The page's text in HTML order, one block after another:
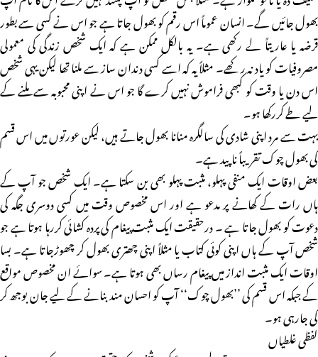
بھول جائیں گے۔ انسان عموماً اس رقم کو بھول جاتا ہے جو اس نے کسی سے بطور
قرضہ یا عاریتاً لے رکھی ہے۔ یہ بالکل ممکن ہے کہ ایک شخص زندگی کی معمولی
مصروفیات کو یاد نہ رکھے۔ مثلاً یہ کہ اسے کسی دندان ساز سے ملنا تھا لیکن یہی شخص
اس دن یا وقت کو کبھی فراموش نہیں کرے گا جو اس نے اپنی محبوبہ سے ملنے کے
لیے طے کررکھا ہو۔
بہت سے مرد اپنی شادی کی سالگرہ منانا بھول جاتے ہیں، لیکن عورتوں میں اس قسم
کی بھول چوک تقریباً ناپید ہے۔
بعض اوقات ایک منفی پہلو، مثبت پہلو بھی بن سکتا ہے۔ ایک شخص جو آپ کے
ہاں رات کے کھانے پر مدعو ہے اور اس مخصوص وقت میں کسی دوسری جگہ کی
دعوت کو بھول جاتا ہے ۔ درحقیقت ایک مثبت پیغام کی پردہ کشائی کررہا ہوتا ہے جو
شخص آپ کے ہاں اپنی کوئی کتاب یا مثلاً اپنی چھتری بھول کر چھوڑجاتا ہے۔ بسا
اوقات ایک مثبت انداز میں پیغام رساں بھی ہوتا ہے۔ سوائے ان مخصوص مواقع
کے جبکہ اس قسم کی ’’بھول چوک‘‘ آپ کو احسان مند بنانے کے لیے جان بوجھ کر
کی جارہی ہو۔
لفظی غلطیاں